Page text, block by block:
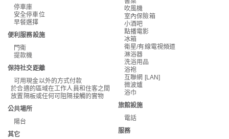
停車庫
安全停車位
早餐選擇
便利服務設施
門衛
提款機
保持社交距離
可用現金以外的方式付款
於合適的區域在工作人員和住客之間
放置隔板或任何可阻隔接觸的實物
公共場所
陽台
其它
吹風機
室內保險箱
小酒吧
點播電影
冰箱
衛星/有線電視頻道
淋浴器
洗浴用品
浴袍
互聯網 [LAN]
微波爐
浴巾
旅館設施
電話
服務